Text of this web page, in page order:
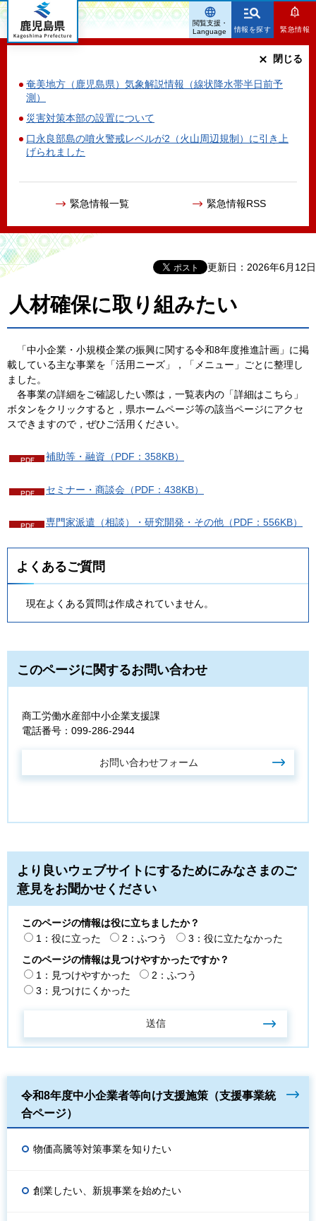
鹿児島県
情報を探す 緊急情報
奄美地方（鹿児島県）気象解説情報（線状降水帯半日前予
測）
災害対策本部の設置について
口永良部島の噴火警戒レベルが2（火山周辺規制）に引き上
げられました
緊急情報一覧 緊急情報RSS
閉じる
閲覧支援・
Language
更新日：2026年6月12日
人材確保に取り組みたい
「中小企業・ 小規模企業の振興に関する令和8年度推進計画」に掲
載している主な事業を「活用ニーズ」，「メニュー」ごとに整理し
ました。
各事業の詳細をご確認したい際は，一覧表内の「詳細はこちら」
ボタンをクリックすると，県ホームページ等の該当ページにアクセ
スできますので，ぜひご活用ください。
補助等・融資（PDF：358KB）
セミナー・商談会（PDF：438KB）
専門家派遣（相談）・研究開発・その他（PDF：556KB）
よくあるご質問
現在よくある質問は作成されていません。
このページに関するお問い合わせ
商工労働水産部中小企業支援課
電話番号：099-286-2944
より良いウェブサイトにするためにみなさまのご
意見をお聞かせください
このページの情報は役に立ちましたか？
1：役に立った
2：ふつう
3：役に立たなかった
このページの情報は見つけやすかったですか？
1：見つけやすかった
2：ふつう
3：見つけにくかった
令和8年度中小企業者等向け支援施策（支援事業統
合ページ）
物価高騰等対策事業を知りたい
創業したい、新規事業を始めたい